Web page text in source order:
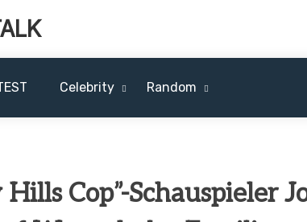
Celebrity Random
Cop”-Schauspieler